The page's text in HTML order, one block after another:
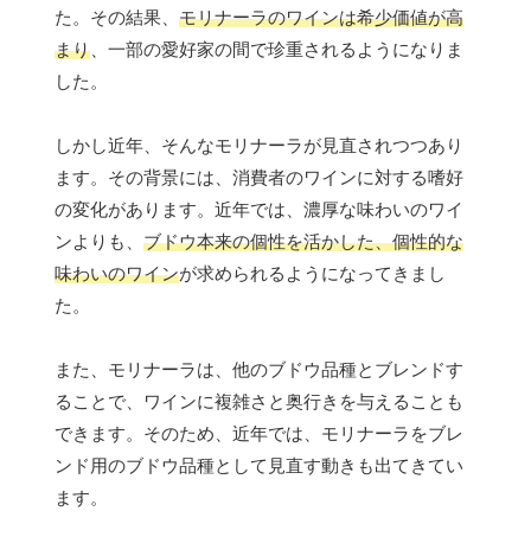
た。その結果、 モリナーラのワインは希少価値が高
まり 、一部の愛好家の間で珍重されるようになりま
した。
しかし近年、そんなモリナーラが見直されつつあり
ます。その背景には、消費者のワインに対する嗜好
の変化があります。近年では、濃厚な味わいのワイ
ンよりも、 ブドウ本来の個性を活かした、個性的な
味わいのワインが求められるようになってきまし
た。
また、モリナーラは、他のブドウ品種とブレンドす
ることで、ワインに複雑さと奥行きを与えることも
できます。そのため、近年では、モリナーラをブレ
ンド用のブドウ品種として見直す動きも出てきてい
ます。